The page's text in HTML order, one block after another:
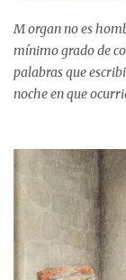
Parque de San
calles tan viejit...
M organ no es
mínimo grado de
palabras que
noche en que
Providence,
siquiera en qué
sueño; y desde
sueño empezó en
cañas, bajo un
roca cubierta de